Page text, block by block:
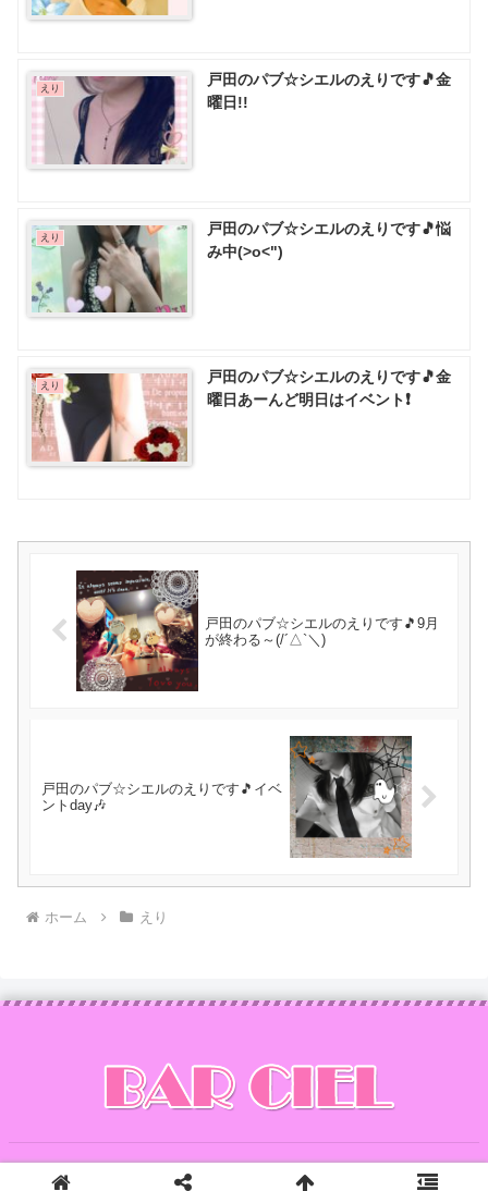
えり
戸田のパブ☆シエルのえりです🎵金
曜日!!
えり
戸田のパブ☆シエルのえりです🎵悩
み中(>o<")
えり
戸田のパブ☆シエルのえりです🎵金
曜日あーんど明日はイベント❗
戸田のパブ☆シエルのえりです🎵9月
が終わる～(/´△`＼)
戸田のパブ☆シエルのえりです🎵イベ
ントday🎶
ホーム えり